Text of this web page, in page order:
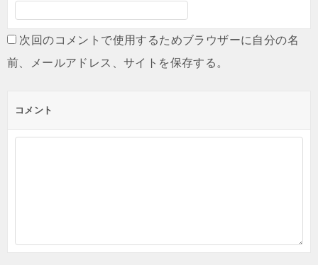
次回のコメントで使用するためブラウザーに自分の名
前、メールアドレス、サイトを保存する。
コメント